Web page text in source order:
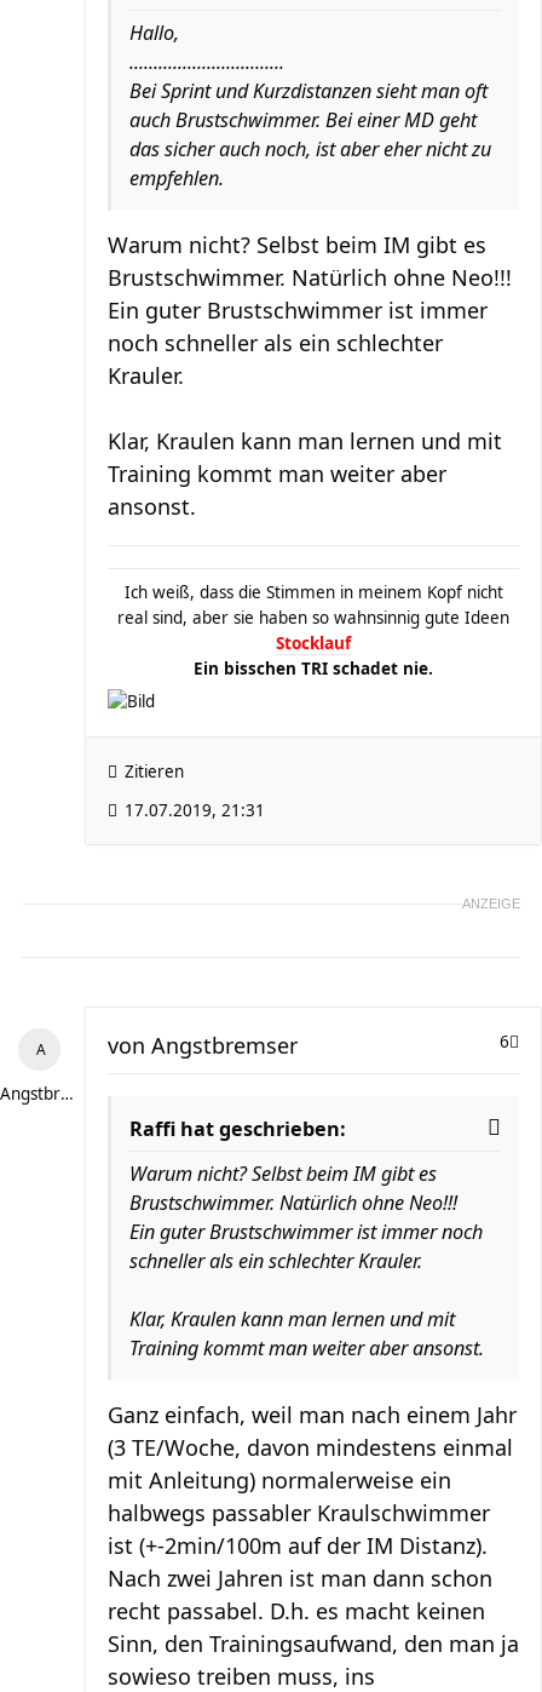
Hallo,
................................
Bei Sprint und Kurzdistanzen sieht man oft
auch Brustschwimmer. Bei einer MD geht
das sicher auch noch, ist aber eher nicht zu
empfehlen.
Warum nicht? Selbst beim IM gibt es
Brustschwimmer. Natürlich ohne Neo!!!
Ein guter Brustschwimmer ist immer
noch schneller als ein schlechter
Krauler.
Klar, Kraulen kann man lernen und mit
Training kommt man weiter aber
ansonst.
Ich weiß, dass die Stimmen in meinem Kopf nicht
real sind, aber sie haben so wahnsinnig gute Ideen
Stocklauf
Ein bisschen TRI schadet nie.
Zitieren
17.07.2019, 21:31
ANZEIGE
Angstbremser
6
von Angstbremser
Raffi hat geschrieben:
Warum nicht? Selbst beim IM gibt es
Brustschwimmer. Natürlich ohne Neo!!!
Ein guter Brustschwimmer ist immer noch
schneller als ein schlechter Krauler.
Klar, Kraulen kann man lernen und mit
Training kommt man weiter aber ansonst.
Ganz einfach, weil man nach einem Jahr
(3 TE/Woche, davon mindestens einmal
mit Anleitung) normalerweise ein
halbwegs passabler Kraulschwimmer
ist (+-2min/100m auf der IM Distanz).
Nach zwei Jahren ist man dann schon
recht passabel. D.h. es macht keinen
Sinn, den Trainingsaufwand, den man ja
sowieso treiben muss, ins